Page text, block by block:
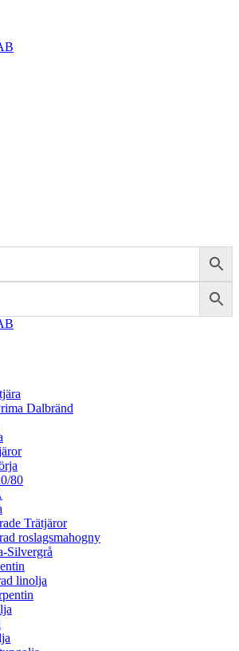
Dalbränd
80
Trätjäror
roslagsmahogny
Silvergrå
linolja